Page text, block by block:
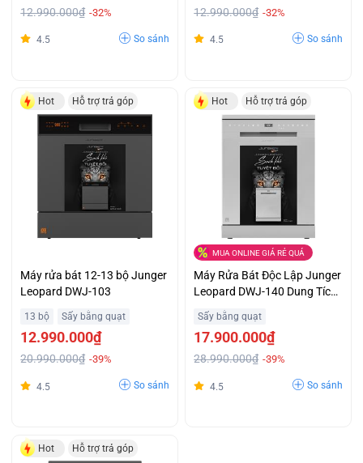
12.990.000₫ -32%
4.5 So sánh
12.990.000₫ -32%
4.5 So sánh
Hot Hỗ trợ trả góp
Máy rửa bát 12-13 bộ Junger
Leopard DWJ-103
13 bộ Sấy bằng quạt
12.990.000₫
20.990.000₫ -39%
4.5 So sánh
Hot Hỗ trợ trả góp
MUA ONLINE GIÁ RẺ QUÁ
Máy Rửa Bát Độc Lập Junger
Leopard DWJ-140 Dung Tích
15 Bộ Ưu Đãi Lớn
Sấy bằng quạt
17.900.000₫
28.990.000₫ -39%
4.5 So sánh
Hot Hỗ trợ trả góp